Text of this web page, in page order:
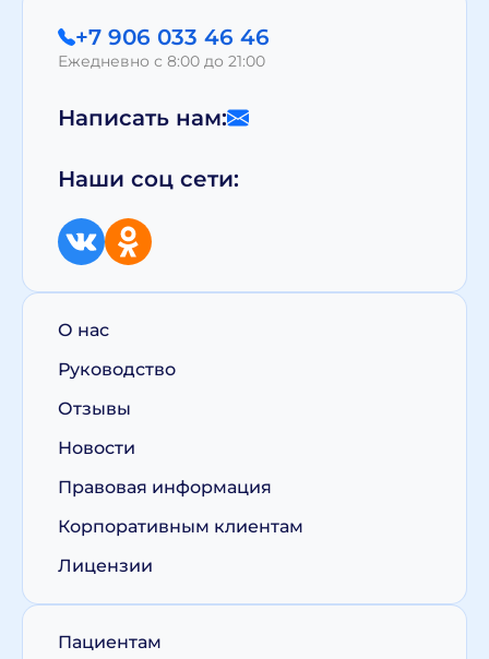
+7 906 033 46 46
Ежедневно с 8:00 до 21:00
Написать нам:
Наши соц сети:
О нас
Руководство
Отзывы
Новости
Правовая информация
Корпоративным клиентам
Лицензии
Пациентам